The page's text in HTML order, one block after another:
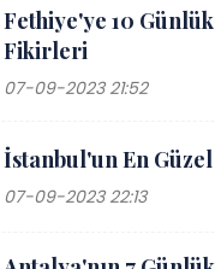
Fethiye'ye 10
Fikirleri
07-09-2023 21:52
İstanbul'un En
07-09-2023 22:13